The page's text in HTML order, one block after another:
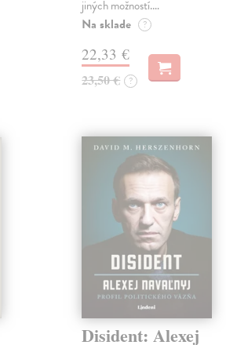
jiných možností.…
Na sklade ?
22,33 €
23,50 € ?
Disident: Alexej